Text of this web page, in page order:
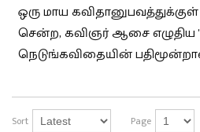
ஒரு மாய
சென்ற, கவிஞர் ஆசை எழுதிய
நெடுங்கவிதையின்
Sort Page